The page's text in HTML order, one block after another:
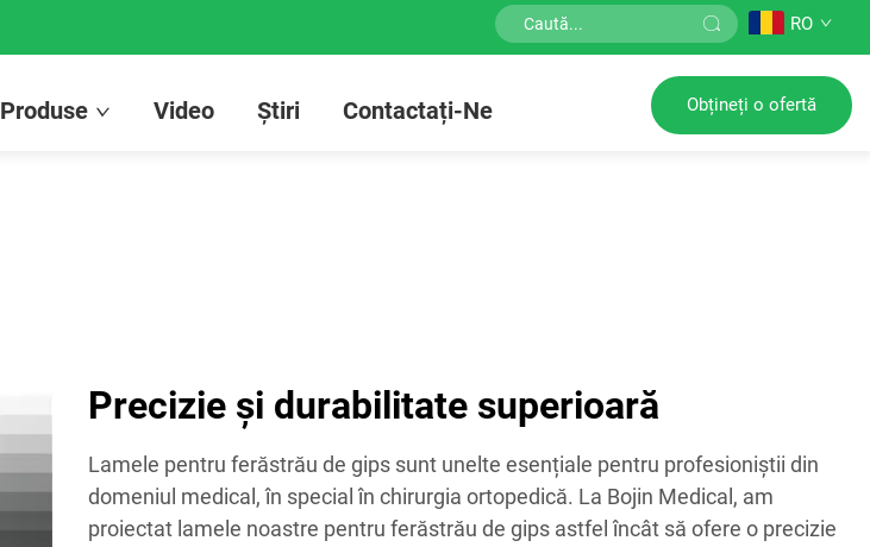
RO
Produse Video Știri Contactați-Ne Obțineți o ofertă
Precizie și durabilitate superioară
Lamele pentru ferăstrău de gips sunt unelte esențiale pentru profesioniștii din
domeniul medical, în special în chirurgia ortopedică. La Bojin Medical, am
proiectat lamele noastre pentru ferăstrău de gips astfel încât să ofere o precizie